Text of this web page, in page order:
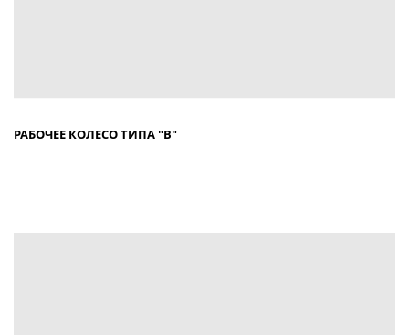
РАБОЧЕЕ КОЛЕСО ТИПА "В"